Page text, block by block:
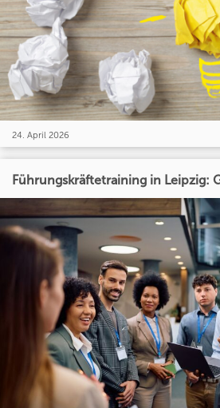
24. April 2026
Führungskräftetraining in Leipzig: